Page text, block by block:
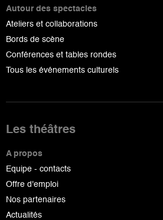
Autour des spectacles
Ateliers et collaborations
Bords de scène
Conférences et tables rondes
Tous les événements culturels
Les théâtres
A propos
Equipe - contacts
Offre d'emploi
Nos partenaires
Actualités